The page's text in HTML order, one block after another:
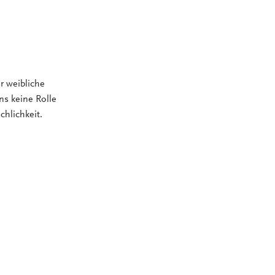
weibliche
keine Rolle